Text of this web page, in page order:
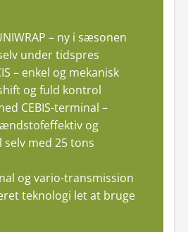
– ny i sæsonen
under tidspres
– enkel og mekanisk
og fuld kontrol
CEBIS-terminal –
og
med 25 tons
og vario-transmission
teknologi let at bruge